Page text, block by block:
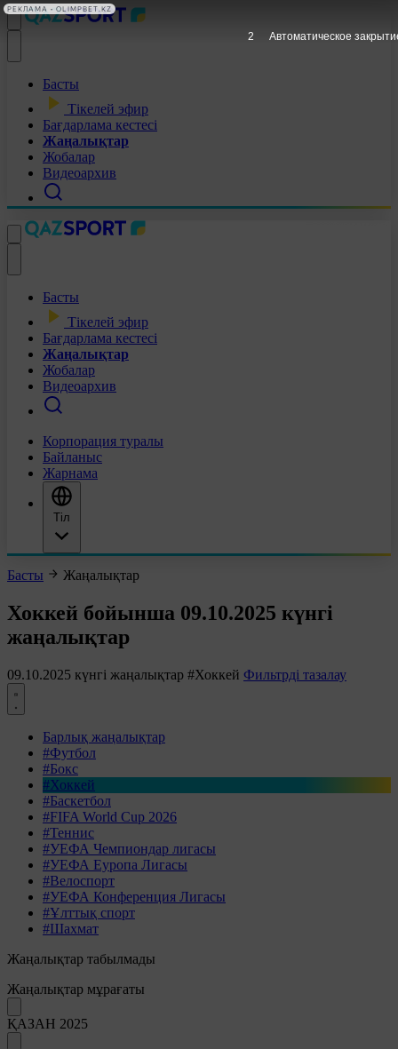
Басты
Тікелей эфир
Бағдарлама кестесі
Жаңалықтар
Жобалар
Видеоархив
Басты
Тікелей эфир
Бағдарлама кестесі
Жаңалықтар
Жобалар
Видеоархив
Корпорация туралы
Байланыс
Жарнама
Тіл
Басты Жаңалықтар
Хоккей бойынша 09.10.2025 күнгі
жаңалықтар
09.10.2025 күнгі жаңалықтар #Хоккей Фильтрді тазалау
Барлық жаңалықтар
#Футбол
#Бокс
#Хоккей
#Баскетбол
#FIFA World Cup 2026
#Теннис
#УЕФА Чемпиондар лигасы
#УЕФА Еуропа Лигасы
#Велоспорт
#УЕФА Конференция Лигасы
#Ұлттық спорт
#Шахмат
Жаңалықтар табылмады
Жаңалықтар мұрағаты
ҚАЗАН 2025
1 Автоматическое
РЕКЛАМА • OLIMPBET.KZ